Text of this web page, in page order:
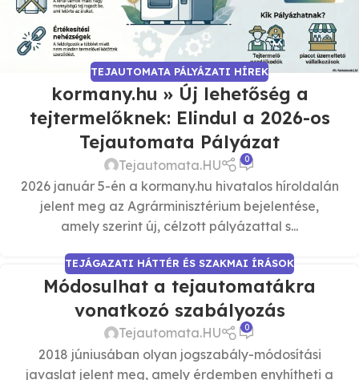
TEJAUTOMATA PÁLYÁZATI HÍREK
kormany.hu » Új lehetőség a
tejtermelőknek: Elindul a 2026-os
Tejautomata Pályázat
Tejautomata.HU 0
2026 január 5-én a kormany.hu hivatalos híroldalán
jelent meg az Agrárminisztérium bejelentése,
amely szerint új, célzott pályázattal s...
TEJÁGAZATI HÁTTÉR ÉS SZAKMAI ÍRÁSOK
Módosulhat a tejautomatákra
vonatkozó szabályozás
Tejautomata.HU 0
2018 júniusában olyan jogszabály-módosítási
javaslat jelent meg, amely érdemben enyhítheti a